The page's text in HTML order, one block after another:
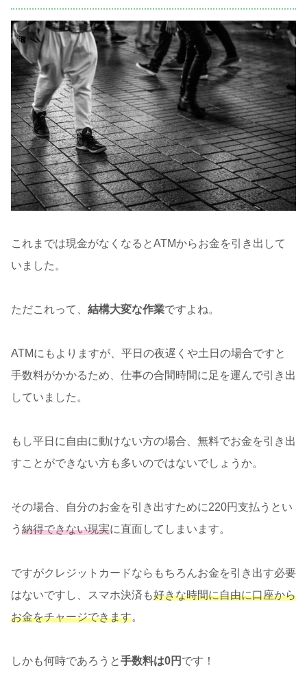
これまでは現金がなくなるとATMからお金を引き出して
いました。
ただこれって、 結構大変な作業ですよね。
ATMにもよりますが、平日の夜遅くや土日の場合ですと
手数料がかかるため、仕事の合間時間に足を運んで引き出
していました。
もし平日に自由に動けない方の場合、無料でお金を引き出
すことができない方も多いのではないでしょうか。
その場合、自分のお金を引き出すために220円支払うとい
う 納得できない現実に直面してしまいます。
ですがクレジットカードならもちろんお金を引き出す必要
はないですし、スマホ決済も好きな時間に自由に口座から
お金をチャージできます。
しかも何時であろうと手数料は0円 です！